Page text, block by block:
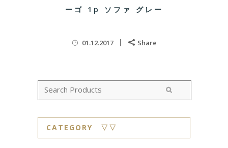
ーゴ 1p ソファ グレー
01.12.2017 Share
CATEGORY ▽▽